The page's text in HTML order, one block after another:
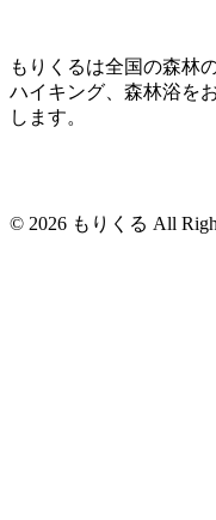
もりくるは全国の森林
ハイキング、森林浴を
します。
© 2026 もりくる All